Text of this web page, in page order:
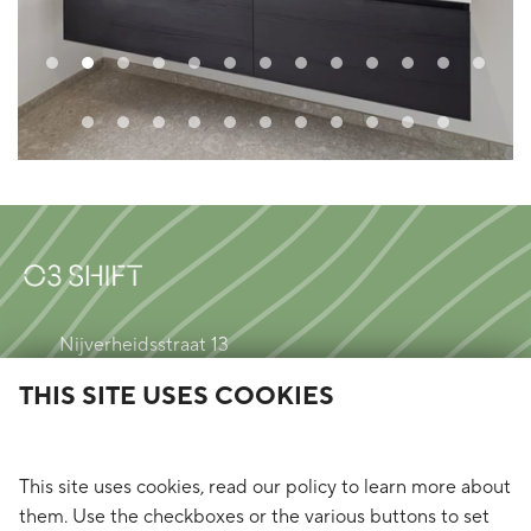
THIS SITE USES COOKIES
This site uses cookies, read our policy to learn more about
them. Use the checkboxes or the various buttons to set
Nijverheidsstraat 13
(4Wings)
+32 (0) 14 57 49 00